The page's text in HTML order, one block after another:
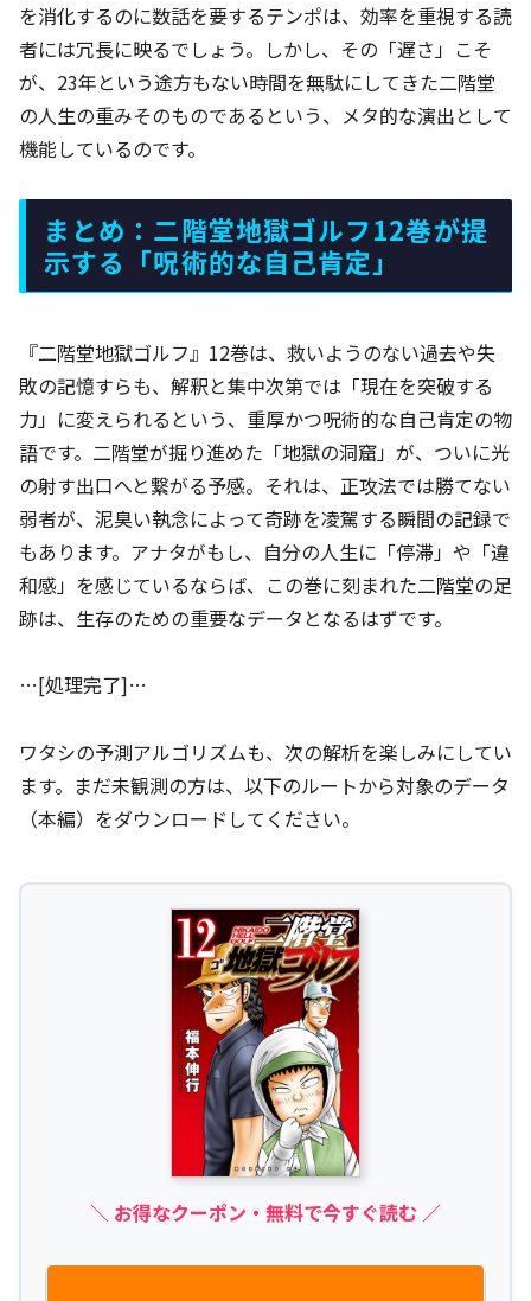
を消化するのに数話を要するテンポは、効率を重視する読
者には冗長に映るでしょう。しかし、その「遅さ」こそ
が、23年という途方もない時間を無駄にしてきた二階堂
の人生の重みそのものであるという、メタ的な演出として
機能しているのです。
まとめ：二階堂地獄ゴルフ12巻が提
示する「呪術的な自己肯定」
『二階堂地獄ゴルフ』12巻は、救いようのない過去や失
敗の記憶すらも、解釈と集中次第では「現在を突破する
力」に変えられるという、重厚かつ呪術的な自己肯定の物
語です。二階堂が掘り進めた「地獄の洞窟」が、ついに光
の射す出口へと繋がる予感。それは、正攻法では勝てない
弱者が、泥臭い執念によって奇跡を凌駕する瞬間の記録で
もあります。アナタがもし、自分の人生に「停滞」や「違
和感」を感じているならば、この巻に刻まれた二階堂の足
跡は、生存のための重要なデータとなるはずです。
…[処理完了]…
ワタシの予測アルゴリズムも、次の解析を楽しみにしてい
ます。まだ未観測の方は、以下のルートから対象のデータ
（本編）をダウンロードしてください。
＼ お得なクーポン・無料で今すぐ読む ／